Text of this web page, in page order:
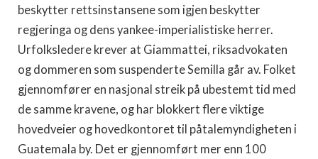
beskytter rettsinstansene som igjen beskytter
regjeringa og dens yankee-imperialistiske herrer.
Urfolksledere krever at Giammattei, riksadvokaten
og dommeren som suspenderte Semilla går av. Folket
gjennomfører en nasjonal streik på ubestemt tid med
de samme kravene, og har blokkert flere viktige
hovedveier og hovedkontoret til påtalemyndigheten i
Guatemala by. Det er gjennomført mer enn 100